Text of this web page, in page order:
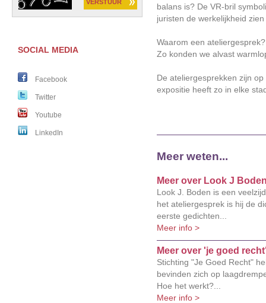
SOCIAL MEDIA
Facebook
Twitter
Youtube
LinkedIn
balans is? De VR-bril
juristen de werkelijkheid
Waarom een ateliergesprek?
Zo konden we alvast
De ateliergesprekken zijn
expositie heeft zo in elke
Meer weten...
Meer over Look J
Look J. Boden is een
het ateliergesprek is hij de
eerste gedichten...
Meer info >
Meer over 'je goed
Stichting "Je Goed Recht"
bevinden zich op
Hoe het werkt?...
Meer info >